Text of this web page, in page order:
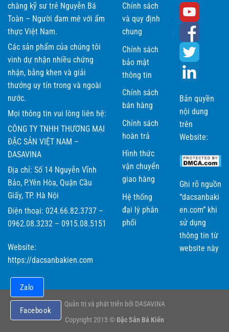
chàng kỹ sư trẻ Nguyễn Bá
Toàn – Người đam mê với ẩm
thực Việt Nam.
Các sản phẩm của chúng tôi
vinh dự nhận nhiều chứng
nhận, bằng khen và giải
thưởng uy tín trong và ngoài
nước.
Mọi thông tin vui lòng liên hệ:
CÔNG TY TNHH THƯƠNG MẠI
ĐẶC SẢN VIỆT NAM –
DASAVINA
Địa chỉ: Số 14 Nguyễn Vĩnh
Bảo, P.Yên Hòa, Quận Cầu
Giấy, TP. Hà Nội
Điện thoại: 024.66.82.3737 –
0962.08.3232 – 0915.08.5151
Website:
https://dacsanbakien.com
Chính sách
và quy định
chung
Chính sách
bảo mật
thông tin
Chính sách
bán hàng
Chính sách
hoàn trả
Hình thức
vận chuyển
giao hàng
Hệ thống
đại lý phân
phối
Bản quyền
nội dung
trên
Website:
Ghi rõ nguồn
“dacsanbaki
en.com” khi
sử dụng
thông tin từ
website này
Quản trị và phát triển bởi DASAVINA
Copyright 2013 © Đặc Sản Bá Kiến
Zalo
Facebook